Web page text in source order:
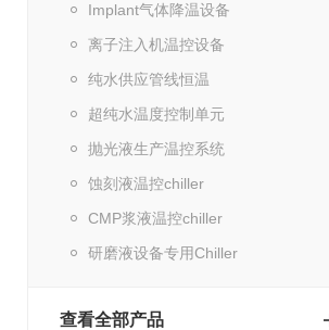
Implant气体降温设备
离子注入机温控设备
纯水供应管线恒温
超纯水温度控制单元
抛光液生产温控系统
蚀刻液温控chiller
CMP浆液温控chiller
研磨液设备专用Chiller
查看全部产品